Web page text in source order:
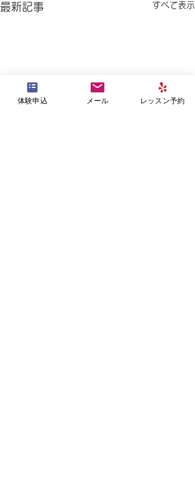
最新記事 すべて表示
体験申込 メール レッスン予約